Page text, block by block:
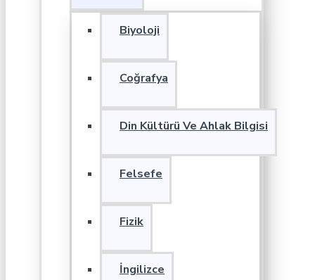
Biyoloji
Coğrafya
Din Kültürü Ve Ahlak Bilgisi
Felsefe
Fizik
İngilizce